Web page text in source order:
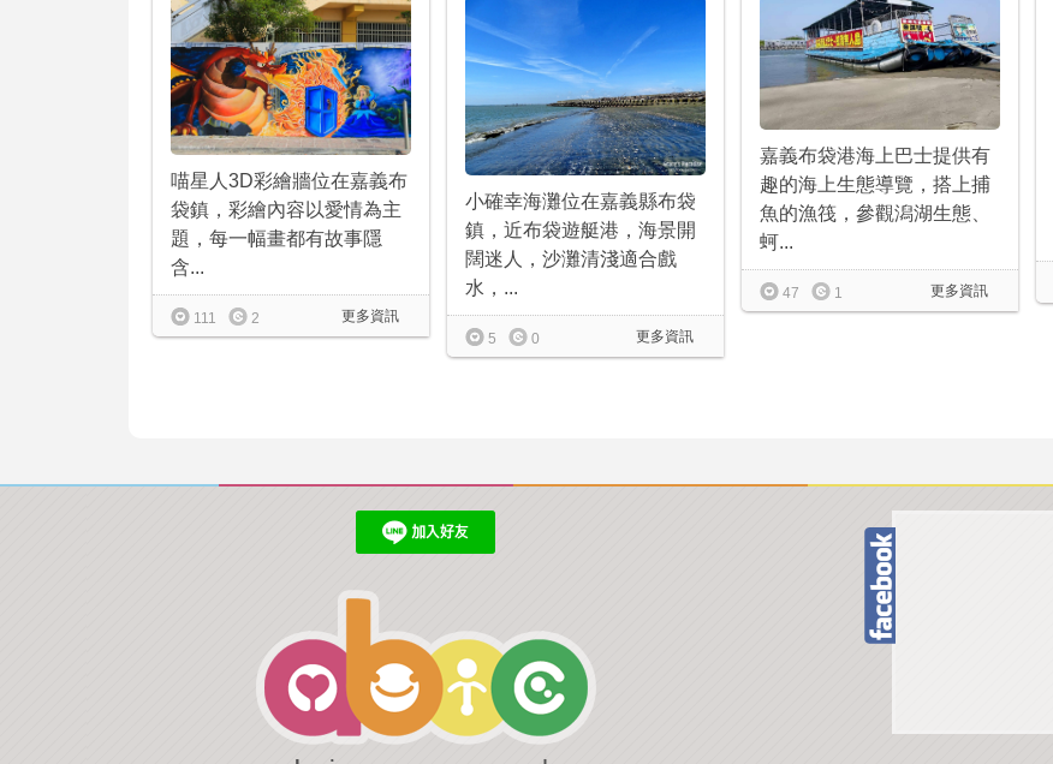
喵星人3D彩繪牆位在嘉義布
袋鎮，彩繪內容以愛情為主
題，每一幅畫都有故事隱
含...
更多資訊
111 2
小確幸海灘位在嘉義縣布袋
鎮，近布袋遊艇港，海景開
闊迷人，沙灘清淺適合戲
水，...
更多資訊
5 0
嘉義布袋港海上巴士提供有
趣的海上生態導覽，搭上捕
魚的漁筏，參觀潟湖生態、
蚵...
更多資訊
47 1